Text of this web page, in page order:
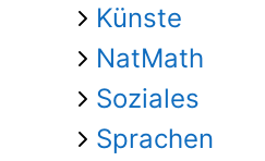
Künste
NatMath
Soziales
Sprachen